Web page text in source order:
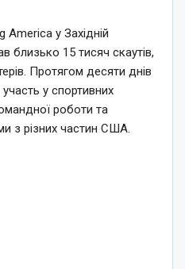
America у Західній
близько 15 тисяч скаутів,
Протягом десяти днів
у спортивних
роботи та
з різних частин США.